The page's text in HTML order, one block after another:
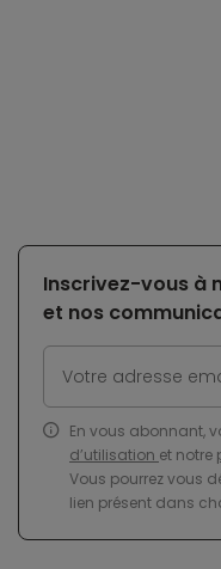
Inscrivez-vous à
et nos
En vous abonnant,
d’utilisation et notre
Vous pourrez vous
lien présent dans